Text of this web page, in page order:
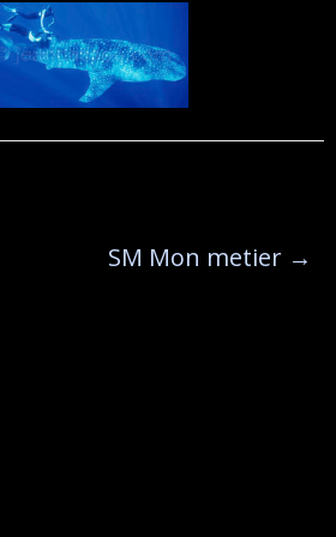
SM Mon metier →